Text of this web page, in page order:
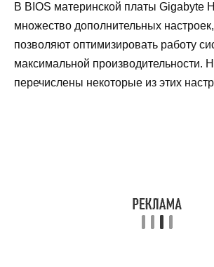
В BIOS материнской платы Gigabyte
множество дополнительных
позволяют оптимизировать работу
максимальной производительности.
перечислены некоторые из этих